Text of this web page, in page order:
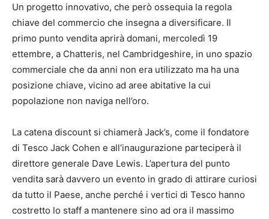
Un progetto innovativo, che però ossequia la regola
chiave del commercio che insegna a diversificare. Il
primo punto vendita aprirà domani, mercoledì 19
ettembre, a Chatteris, nel Cambridgeshire, in uno spazio
commerciale che da anni non era utilizzato ma ha una
posizione chiave, vicino ad aree abitative la cui
popolazione non naviga nell’oro.
La catena discount si chiamerà Jack’s, come il fondatore
di Tesco Jack Cohen e all’inaugurazione parteciperà il
direttore generale Dave Lewis. L’apertura del punto
vendita sarà davvero un evento in grado di attirare curiosi
da tutto il Paese, anche perché i vertici di Tesco hanno
costretto lo staff a mantenere sino ad ora il massimo